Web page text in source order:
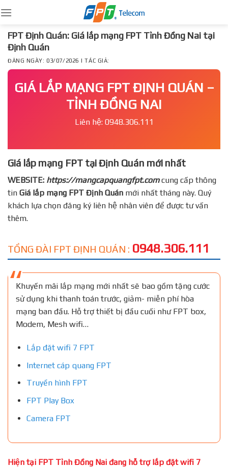
to
content
FPT Định Quán: Giá lắp mạng FPT Tỉnh Đồng Nai tại
Định Quán
ĐĂNG NGÀY: 03/07/2026 | TÁC GIẢ:
GIÁ LẮP MẠNG FPT ĐỊNH QUÁN –
TỈNH ĐỒNG NAI
Liên hệ: 0948.306.111
Giá lắp mạng FPT tại Định Quán mới nhất
WEBSITE: https://mangcapquangfpt.comcung cấp thông
tin Giá lắp mạng FPT Định Quán mới nhất tháng này. Quý
khách lựa chọn đăng ký liên hệ nhân viên để được tư vấn
thêm.
TỔNG ĐÀI FPT ĐỊNH QUÁN : 0948.306.111
Khuyến mãi lắp mạng mới nhất sẽ bao gồm tặng cước
sử dụng khi thanh toán trước, giảm- miễn phí hòa
mạng ban đầu. Hỗ trợ thiết bị đầu cuối như FPT box,
Modem, Mesh wifi…
Lắp đặt wifi 7 FPT
Internet cáp quang FPT
Truyền hình FPT
FPT Play Box
Camera FPT
Hiện tại FPT Tỉnh Đồng Nai đang hỗ trợ lắp đặt wifi 7